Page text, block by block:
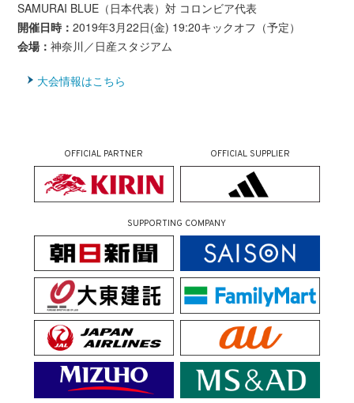
SAMURAI BLUE（日本代表）対 コロンビア代表
開催日時：2019年3月22日(金) 19:20キックオフ（予定）
会場：神奈川／日産スタジアム
大会情報はこちら
OFFICIAL PARTNER OFFICIAL SUPPLIER
SUPPORTING COMPANY